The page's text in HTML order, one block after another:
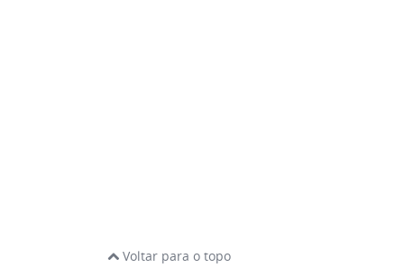
Voltar para o topo